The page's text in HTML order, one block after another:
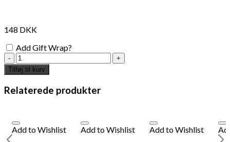
148 DKK
Add Gift Wrap?
Mushroom
hanger
-
10cm
antal
Tilføj til kurv
Relaterede produkter
Add to Wishlist
Add to Wishlist
Add to Wishlist